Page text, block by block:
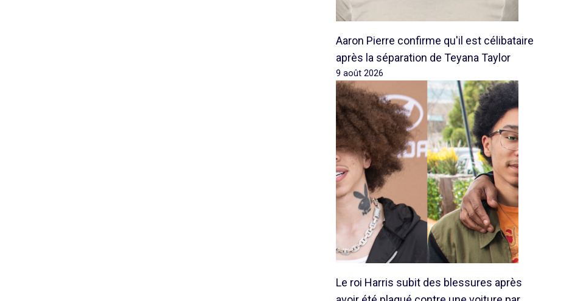
Aaron Pierre confirme qu'il est célibataire
après la séparation de Teyana Taylor
9 août 2026
Le roi Harris subit des blessures après